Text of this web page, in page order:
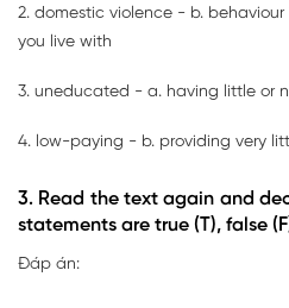
2. domestic violence - b.
you live with
3. uneducated - a. having little or
4. low-paying - b. providing very
3. Read the text again and
statements are true (T), false
Đáp án: